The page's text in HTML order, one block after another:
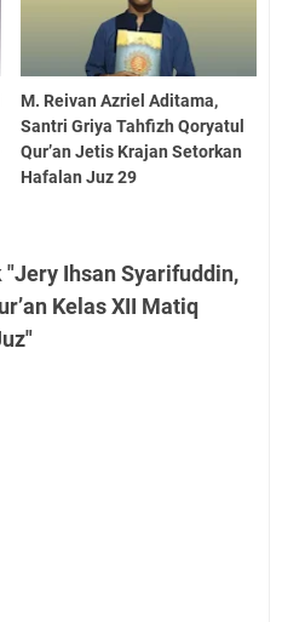
M. Reivan Azriel Aditama,
Santri Griya Tahfizh Qoryatul
Qur’an Jetis Krajan Setorkan
Hafalan Juz 29
Ihsan Syarifuddin,
Kelas XII Matiq